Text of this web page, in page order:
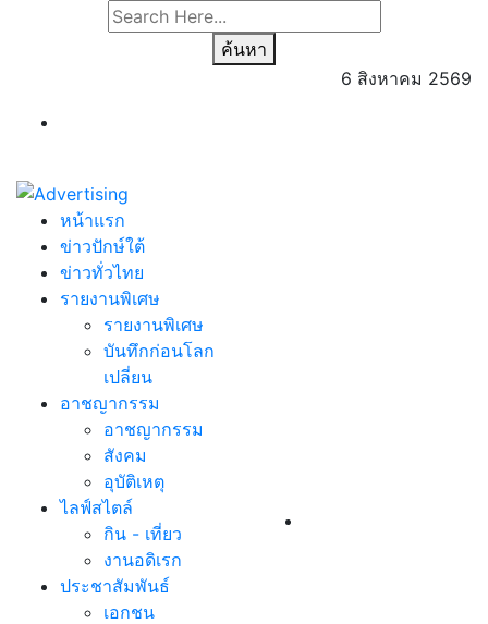
ค้นหา
6 สิงหาคม 2569
หน้าแรก
ข่าวปักษ์ใต้
ข่าวทั่วไทย
รายงานพิเศษ
รายงานพิเศษ
บันทึกก่อนโลก
เปลี่ยน
อาชญากรรม
อาชญากรรม
สังคม
อุบัติเหตุ
ไลฟ์สไตล์
กิน - เที่ยว
งานอดิเรก
ประชาสัมพันธ์
เอกชน